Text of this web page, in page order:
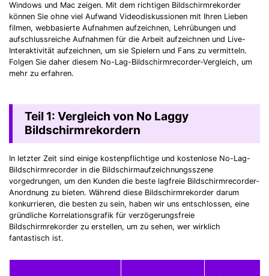
Windows und Mac zeigen. Mit dem richtigen Bildschirmrekorder
können Sie ohne viel Aufwand Videodiskussionen mit Ihren Lieben
filmen, webbasierte Aufnahmen aufzeichnen, Lehrübungen und
aufschlussreiche Aufnahmen für die Arbeit aufzeichnen und Live-
Interaktivität aufzeichnen, um sie Spielern und Fans zu vermitteln.
Folgen Sie daher diesem No-Lag-Bildschirmrecorder-Vergleich, um
mehr zu erfahren.
Teil 1: Vergleich von No Laggy
Bildschirmrekordern
In letzter Zeit sind einige kostenpflichtige und kostenlose No-Lag-
Bildschirmrecorder in die Bildschirmaufzeichnungsszene
vorgedrungen, um den Kunden die beste lagfreie Bildschirmrecorder-
Anordnung zu bieten. Während diese Bildschirmrekorder darum
konkurrieren, die besten zu sein, haben wir uns entschlossen, eine
gründliche Korrelationsgrafik für verzögerungsfreie
Bildschirmrekorder zu erstellen, um zu sehen, wer wirklich
fantastisch ist.